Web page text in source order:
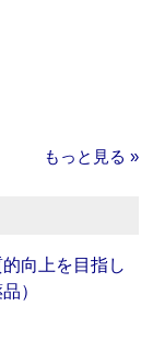
もっと見る »
的向上を目指し
）